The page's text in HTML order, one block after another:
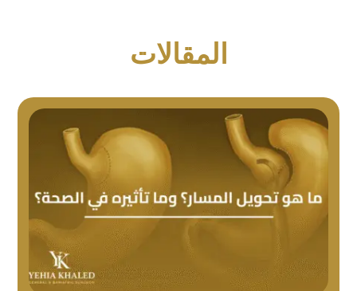
المقالات